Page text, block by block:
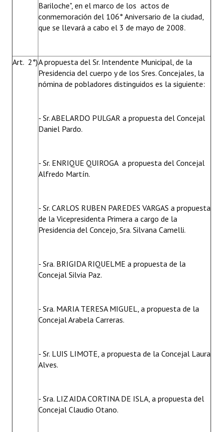
Antiguos Pobladores - Registro
Bariloche, Municipio intercultural
Entrega de distinciones
Bariloche", en el marco de los actos de
conmemoración del 106° Aniversario de la ciudad,
que se llevará a cabo el 3 de mayo de 2008.
Art. 2°)A propuesta del Sr. Intendente Municipal, de la
Presidencia del cuerpo y de los Sres. Concejales, la
nómina de pobladores distinguidos es la siguiente:
- Sr. ABELARDO PULGAR a propuesta del Concejal
Daniel Pardo.
- Sr. ENRIQUE QUIROGA a propuesta del Concejal
Alfredo Martín.
- Sr. CARLOS RUBEN PAREDES VARGAS a propuesta
de la Vicepresidenta Primera a cargo de la
Presidencia del Concejo, Sra. Silvana Camelli.
- Sra. BRIGIDA RIQUELME a propuesta de la
Concejal Silvia Paz.
- Sra. MARIA TERESA MIGUEL, a propuesta de la
Concejal Arabela Carreras.
- Sr. LUIS LIMOTE, a propuesta de la Concejal Laura
Alves.
- Sra. LIZ AIDA CORTINA DE ISLA, a propuesta del
Concejal Claudio Otano.